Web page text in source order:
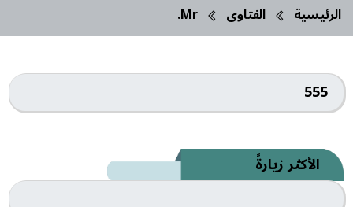
الرئيسية الفتاوى Mr.
الأكثر زيارةً
555